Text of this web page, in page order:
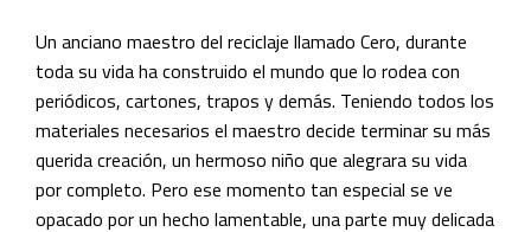
Un anciano maestro del reciclaje llamado Cero, durante
toda su vida ha construido el mundo que lo rodea con
periódicos, cartones, trapos y demás. Teniendo todos los
materiales necesarios el maestro decide terminar su más
querida creación, un hermoso niño que alegrara su vida
por completo. Pero ese momento tan especial se ve
opacado por un hecho lamentable, una parte muy delicada